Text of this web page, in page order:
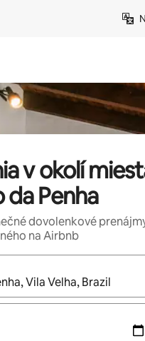
v okolí
Penha
dovolenkové
na Airbnb
k dispozícii, môžete si ich